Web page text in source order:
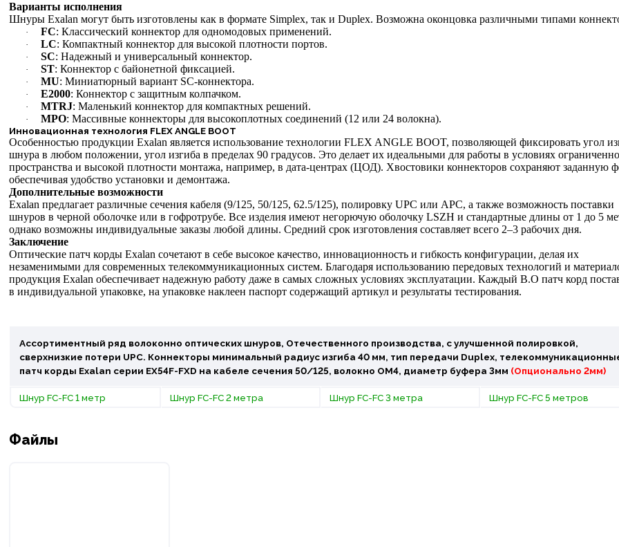
Варианты исполнения
Шнуры Exalan могут быть изготовлены как в формате Simplex, так и Duplex. Возможна оконцовка различными типами
· FC: Классический коннектор для одномодовых применений.
· LC: Компактный коннектор для высокой плотности портов.
· SC: Надежный и универсальный коннектор.
· ST: Коннектор с байонетной фиксацией.
· MU: Миниатюрный вариант SC-коннектора.
· E2000: Коннектор с защитным колпачком.
· MTRJ: Маленький коннектор для компактных решений.
· MPO: Массивные коннекторы для высокоплотных соединений (12 или 24 волокна).
Инновационная технология FLEX ANGLE BOOT
Особенностью продукции Exalan является использование технологии FLEX ANGLE BOOT, позволяющей фиксировать угол
шнура в любом положении, угол изгиба в пределах 90 градусов. Это делает их идеальными для работы в условиях
пространства и высокой плотности монтажа, например, в дата-центрах (ЦОД). Хвостовики коннекторов сохраняют заданную
обеспечивая удобство установки и демонтажа.
Дополнительные возможности
Exalan предлагает различные сечения кабеля (9/125, 50/125, 62.5/125), полировку UPC или APC, а также возможность поставки
шнуров в черной оболочке или в гофротрубе. Все изделия имеют негорючую оболочку LSZH и стандартные длины от 1 до 5
однако возможны индивидуальные заказы любой длины. Средний срок изготовления составляет всего 2–3 рабочих дня.
Заключение
Оптические патч корды Exalan сочетают в себе высокое качество, инновационность и гибкость конфигурации, делая их
незаменимыми для современных телекоммуникационных систем. Благодаря использованию передовых технологий и
продукция Exalan обеспечивает надежную работу даже в самых сложных условиях эксплуатации. Каждый В.О патч корд
в индивидуальной упаковке, на упаковке наклеен паспорт содержащий артикул и результаты тестирования.
Ассортиментный ряд волоконно оптических шнуров, Отечественного производства, с улучшенной полировкой,
сверхнизкие потери UPC. Коннекторы минимальный радиус изгиба 40 мм, тип передачи Duplex,
патч корды Exalan серии EX54F-FXD на кабеле сечения 50/125, волокно OM4, диаметр буфера 3мм (Опционально 2мм)
Шнур FC-FC 1 метр Шнур FC-FC 2 метра Шнур FC-FC 3 метра Шнур FC-FC 5 метров
Файлы